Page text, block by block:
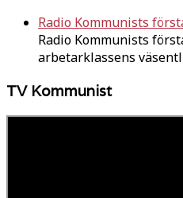
Radio Kommunists
Radio Kommunists
arbetarklassens
TV Kommunist